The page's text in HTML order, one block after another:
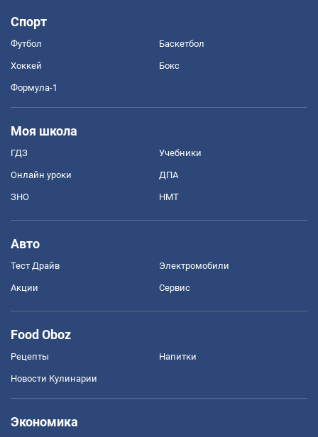
Спорт
Футбол Баскетбол
Хоккей Бокс
Формула-1
Моя школа
ГДЗ Учебники
Онлайн уроки ДПА
ЗНО НМТ
Авто
Тест Драйв Электромобили
Акции Сервис
Food Oboz
Рецепты Напитки
Новости Кулинарии
Экономика